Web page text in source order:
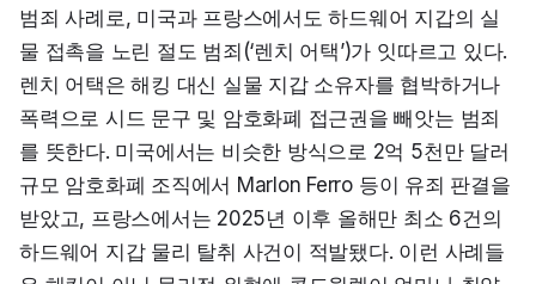
범죄 사례로, 미국과 프랑스에서도 하드웨어 지갑의 실
물 접촉을 노린 절도 범죄(‘렌치 어택’)가 잇따르고 있다.
렌치 어택은 해킹 대신 실물 지갑 소유자를 협박하거나
폭력으로 시드 문구 및 암호화폐 접근권을 빼앗는 범죄
를 뜻한다. 미국에서는 비슷한 방식으로 2억 5천만 달러
규모 암호화폐 조직에서 Marlon Ferro 등이 유죄 판결을
받았고, 프랑스에서는 2025년 이후 올해만 최소 6건의
하드웨어 지갑 물리 탈취 사건이 적발됐다. 이런 사례들